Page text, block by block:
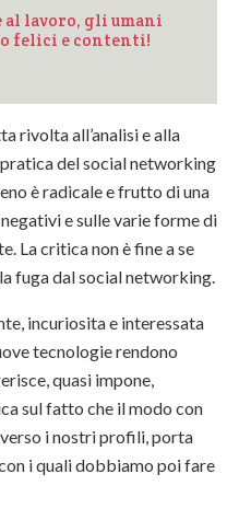
al lavoro, gli umani
felici e contenti!
rivolta all’analisi e alla
del social networking
è radicale e frutto di una
e sulle varie forme di
La critica non è fine a se
fuga dal social networking.
incuriosita e interessata
tecnologie rendono
quasi impone,
sul fatto che il modo con
i nostri profili, porta
i quali dobbiamo poi fare